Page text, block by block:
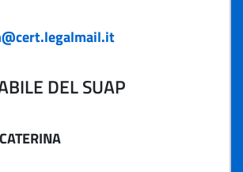
DEL SUAP